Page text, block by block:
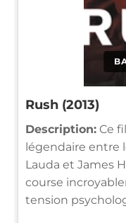
Rush (2013)
Description: Ce
légendaire entre
Lauda et James
course
tension